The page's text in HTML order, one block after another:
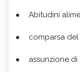
Abitudini
comparsa del
assunzione